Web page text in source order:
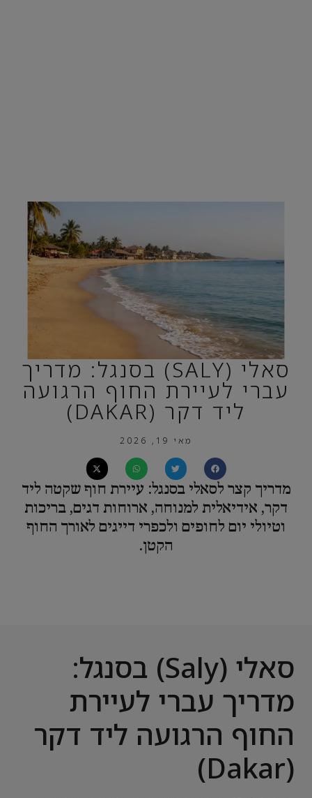
סאלי (SALY) בסנגל: מדריך
עברי לעיירת החוף הרגועה
ליד דקר (DAKAR)
מאי 19, 2026
מדריך קצר לסאלי בסנגל: עיירת חוף שקטה ליד
דקר, אידיאלית למנוחה, ארוחות דגים, בריכות
וטיולי יום לחופים ולכפרי דייגים לאורך החוף
הקטן.
סאלי (Saly) בסנגל:
מדריך עברי לעיירת
החוף הרגועה ליד דקר
(Dakar)